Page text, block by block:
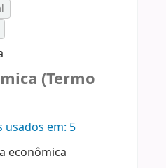
(Termo
​​em: 5
econômica